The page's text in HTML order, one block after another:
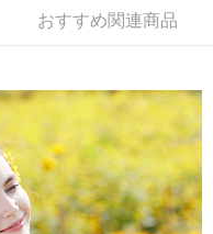
信託商業銀行
ると、携帯電話認証ウィンド
さい。
はご指定の住所に配送されま
おすすめ関連商品